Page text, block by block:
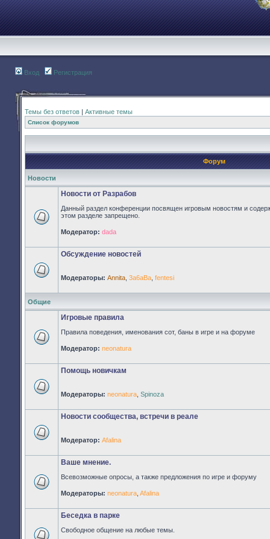
Вход Регистрация
Темы без ответов | Активные темы
Список форумов
Форум
Новости
непрочитанных
Новости от Разрабов
Данный раздел конференции посвящен игровым новостям и
этом разделе запрещено.
Модератор: dada
Нет
сообщений
Обсуждение новостей
Модераторы: Annita 3a6aBa fentesi
Общие
Нет
Игровые правила
Правила поведения, именования сот, баны в игре и на форуме
Модератор: neonatura
Нет
сообщений
Помощь новичкам
Модераторы: neonatura Spinoza
Нет
сообщений
Новости сообщества, встречи в реале
Модератор: Afalina
Нет
Ваше мнение.
Всевозможные опросы, а также предложения по игре и форуму
Модераторы: neonatura Afalina
Беседка в парке
Свободное общение на любые темы.